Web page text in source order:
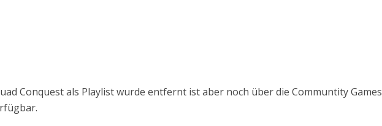
Conquest als Playlist wurde entfernt ist aber noch über die Communtity Games